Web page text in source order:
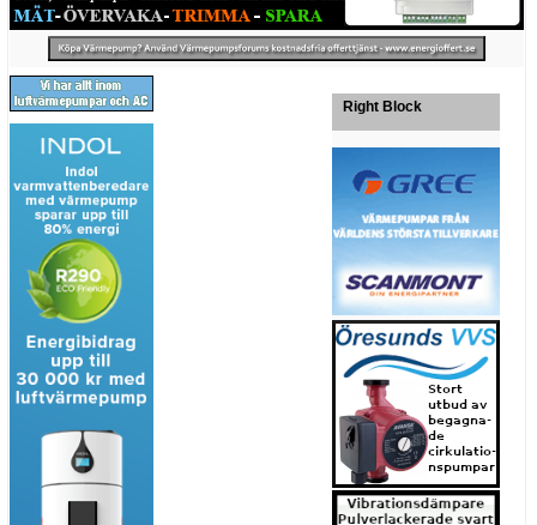
Right Block